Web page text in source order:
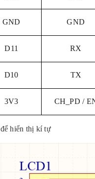
GND GND
D11 RX
D10 TX
3V3 CH_PD /
hiển thị kí tự